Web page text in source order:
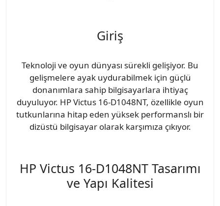
Giriş
Teknoloji ve oyun dünyası sürekli gelişiyor. Bu
gelişmelere ayak uydurabilmek için güçlü
donanımlara sahip bilgisayarlara ihtiyaç
duyuluyor. HP Victus 16-D1048NT, özellikle oyun
tutkunlarına hitap eden yüksek performanslı bir
dizüstü bilgisayar olarak karşımıza çıkıyor.
HP Victus 16-D1048NT Tasarımı
ve Yapı Kalitesi